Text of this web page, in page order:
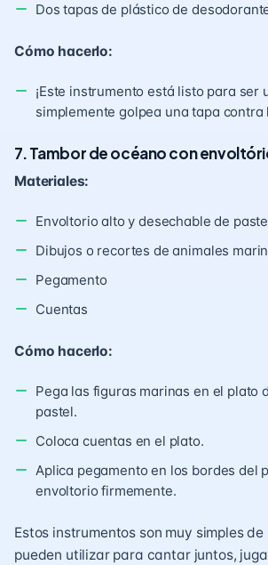
Dos tapas de plástico de
Cómo hacerlo:
¡Este instrumento está listo para ser
simplemente golpea una tapa contra
7. Tambor de océano con
Materiales:
Envoltorio alto y desechable de
Dibujos o recortes de animales
Pegamento
Cuentas
Cómo hacerlo:
Pega las figuras marinas en el plato
pastel.
Coloca cuentas en el plato.
Aplica pegamento en los bordes del
envoltorio firmemente.
Estos instrumentos son muy simples
pueden utilizar para cantar juntos,